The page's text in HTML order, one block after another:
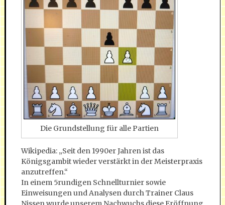
Die Grundstellung für alle Partien
Wikipedia: „Seit den 1990er Jahren ist das
Königsgambit wieder verstärkt in der Meisterpraxis
anzutreffen.“
In einem 5rundigen Schnellturnier sowie
Einweisungen und Analysen durch Trainer Claus